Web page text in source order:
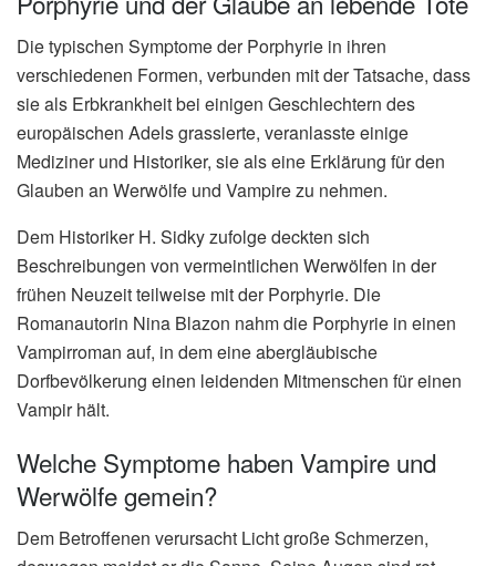
Die typischen Symptome der Porphyrie in ihren
verschiedenen Formen, verbunden mit der Tatsache, dass
sie als Erbkrankheit bei einigen Geschlechtern des
europäischen Adels grassierte, veranlasste einige
Mediziner und Historiker, sie als eine Erklärung für den
Glauben an Werwölfe und Vampire zu nehmen.
Dem Historiker H. Sidky zufolge deckten sich
Beschreibungen von vermeintlichen Werwölfen in der
frühen Neuzeit teilweise mit der Porphyrie. Die
Romanautorin Nina Blazon nahm die Porphyrie in einen
Vampirroman auf, in dem eine abergläubische
Dorfbevölkerung einen leidenden Mitmenschen für einen
Vampir hält.
Welche Symptome haben Vampire und
Werwölfe gemein?
Dem Betroffenen verursacht Licht große Schmerzen,